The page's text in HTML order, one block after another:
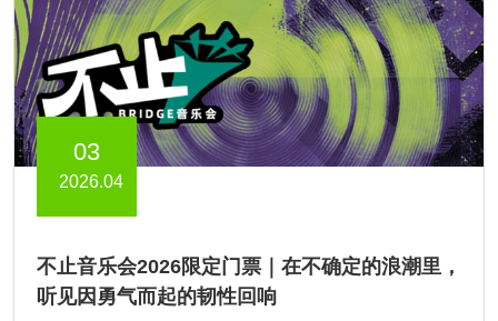
03
2026.04
不止音乐会2026限定门票｜在不确定的浪潮里，
听见因勇气而起的韧性回响